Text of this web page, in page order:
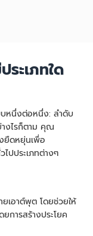
ระเภทใด
หนึ่งต่อหนึ่ง: ลำดับ
งไรก็ตาม คุณ
ยืดหยุ่นเพื่อ
ไปประเภทต่างๆ
เอาต์พุต โดยช่วยให้
การสร้างประโยค